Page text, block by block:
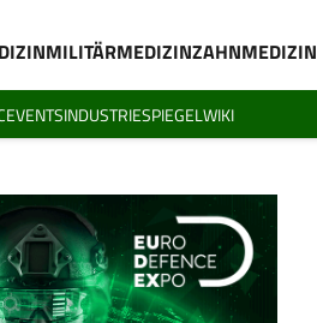
MILITÄRMEDIZINZAHNMEDIZIN
EVENTSINDUSTRIESPIEGELWIKI